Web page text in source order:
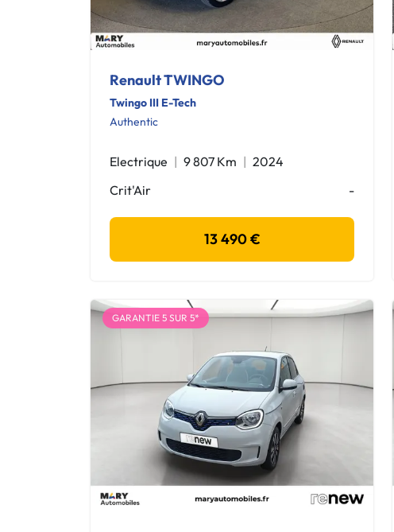
Renault TWINGO
Twingo III E-Tech
Authentic
Electrique 9 807 Km
2024
Crit'Air
-
13 490 €
GARANTIE 5 SUR 5*